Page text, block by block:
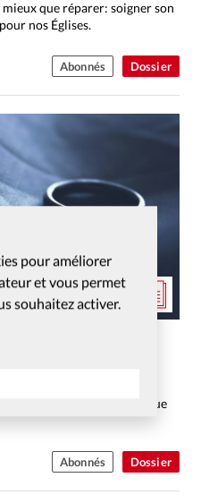
pour améliorer
et vous permet
souhaitez activer.
Dossier
que réparer: soigner son
nos Églises.
Abonnés
Dossier
un tabou à
évangéliques, le divorce
manière d’accompagner,
pour allier vérité biblique
Abonnés